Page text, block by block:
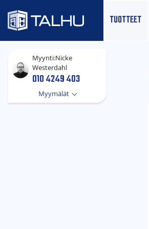
TUOTTEET
Myynti:Nicke
Westerdahl
010 4249 403
Myymälät